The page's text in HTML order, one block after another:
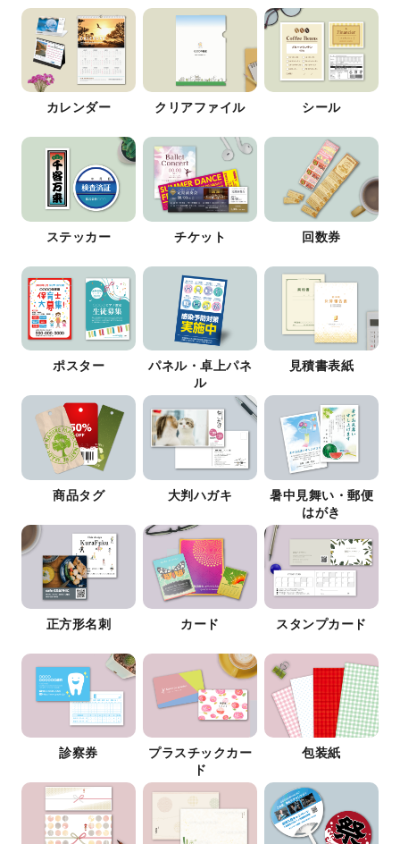
カレンダー クリアファイル シール
ステッカー チケット 回数券
ポスター
パネル・卓上パネ
ル
見積書表紙
商品タグ 大判ハガキ
暑中見舞い・郵便
はがき
正方形名刺 カード スタンプカード
診察券
プラスチックカー
ド
包装紙